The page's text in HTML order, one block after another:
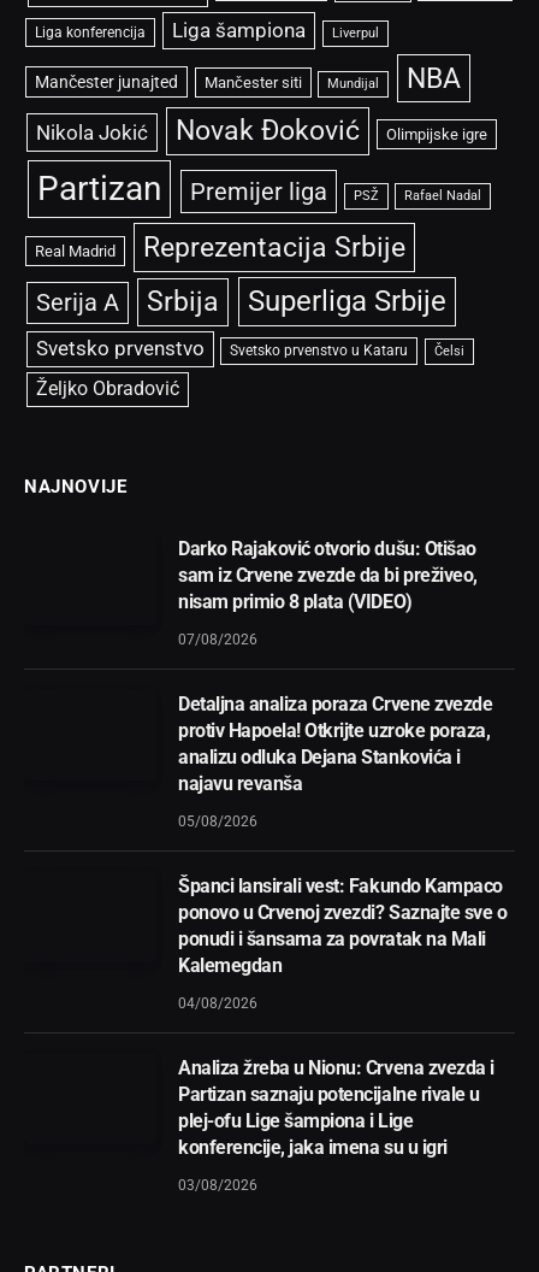
Liga konferencija Liga šampiona Liverpul
Mančester junajted Mančester siti Mundijal NBA
Nikola Jokić Novak Đoković Olimpijske igre
Partizan Premijer liga PSŽ Rafael Nadal
Real Madrid Reprezentacija Srbije
Serija A Srbija Superliga Srbije
Svetsko prvenstvo Svetsko prvenstvo u Kataru Čelsi
Željko Obradović
NAJNOVIJE
Darko Rajaković otvorio dušu: Otišao
sam iz Crvene zvezde da bi preživeo,
nisam primio 8 plata (VIDEO)
07/08/2026
Detaljna analiza poraza Crvene zvezde
protiv Hapoela! Otkrijte uzroke poraza,
analizu odluka Dejana Stankovića i
najavu revanša
05/08/2026
Španci lansirali vest: Fakundo Kampaco
ponovo u Crvenoj zvezdi? Saznajte sve o
ponudi i šansama za povratak na Mali
Kalemegdan
04/08/2026
Analiza žreba u Nionu: Crvena zvezda i
Partizan saznaju potencijalne rivale u
plej-ofu Lige šampiona i Lige
konferencije, jaka imena su u igri
03/08/2026